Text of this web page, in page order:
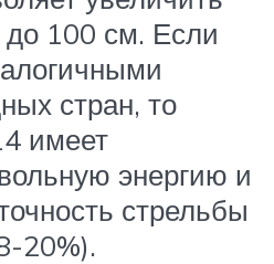
100 см. Если
стран, то
имеет
энергию и
стрельбы
20%).